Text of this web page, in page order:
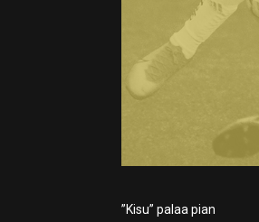
”Kisu” palaa pian